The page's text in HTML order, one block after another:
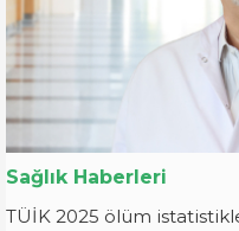
Sağlık Haberleri
TÜİK 2025 ölüm